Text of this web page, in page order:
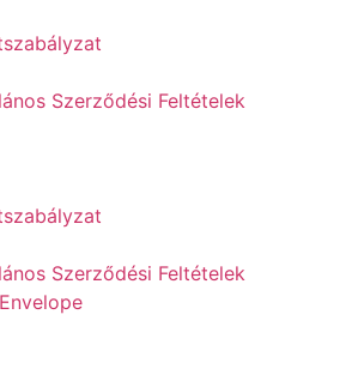
Szerződési Feltételek
Szerződési Feltételek
Envelope